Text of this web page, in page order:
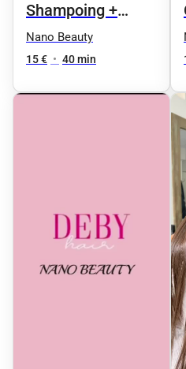
Shampoing +
Brushing
Nano Beauty
15 € • 40 min